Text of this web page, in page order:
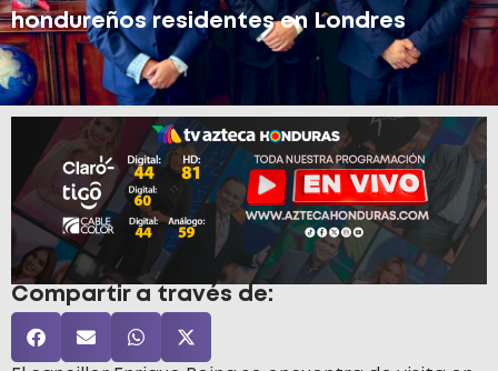
hondureños residentes en Londres
Compartir a través de: